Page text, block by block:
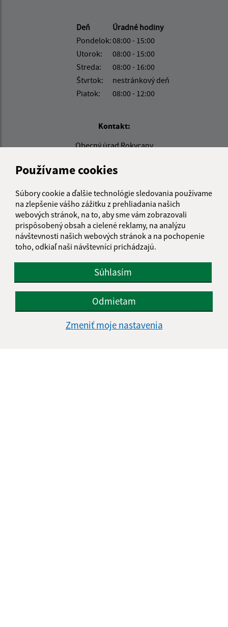
Používame cookies
Súbory cookie a ďalšie technológie sledovania používame
na zlepšenie vášho zážitku z prehliadania našich
webových stránok, na to, aby sme vám zobrazovali
prispôsobený obsah a cielené reklamy, na analýzu
návštevnosti našich webových stránok a na pochopenie
toho, odkiaľ naši návštevníci prichádzajú.
Súhlasím
Odmietam
Zmeniť moje nastavenia
Deň
Úradné hodiny
Pondelok:08:00 - 15:00
Utorok:
08:00 - 15:00
Streda:
08:00 - 16:00
Štvrtok:
nestránkový deň
Piatok:
08:00 - 12:00
Kontakt:
Obecný úrad Rokycany
082 41 pošta Bajerov
info@obecrokycany.sk
+421 911 531 394
IČO: 00327701